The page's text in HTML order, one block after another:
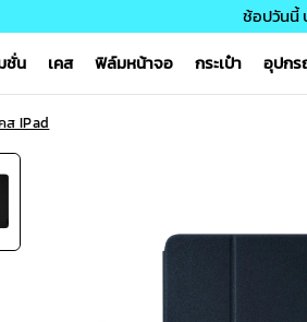
ช้อปวันนี้
ชั่น
เคส ฟิล์มหน้าจอ กระเป๋า อุปก
ส IPad